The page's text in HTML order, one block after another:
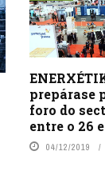
prepárase
foro do
entre o 26
04/12/2019